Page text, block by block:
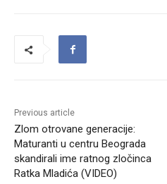
Previous article
Zlom otrovane generacije:
Maturanti u centru Beograda
skandirali ime ratnog zločinca
Ratka Mladića (VIDEO)